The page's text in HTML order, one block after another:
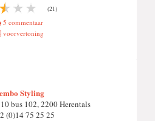
(21)
5 commentaar
voorvertoning
Styling
bus 102, 2200 Herentals
(0)14 75 25 25